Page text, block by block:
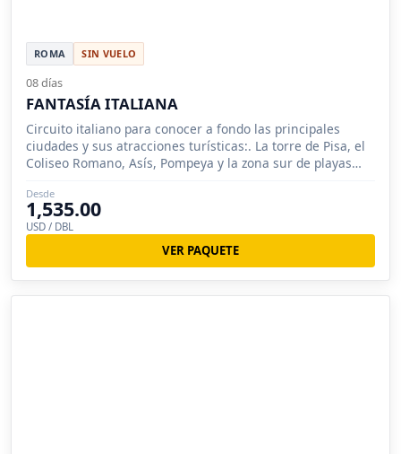
ROMA SIN VUELO
08 días
FANTASÍA ITALIANA
Circuito italiano para conocer a fondo las principales
ciudades y sus atracciones turísticas:. La torre de Pisa, el
Coliseo Romano, Asís, Pompeya y la zona sur de playas
Desde
1,535.00
USD / DBL
VER PAQUETE